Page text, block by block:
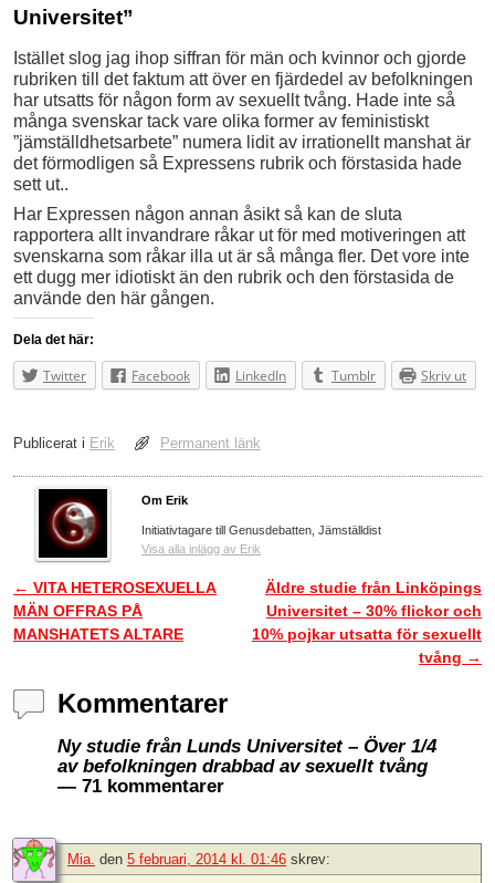
Universitet”
Istället slog jag ihop siffran för män och kvinnor och gjorde
rubriken till det faktum att över en fjärdedel av befolkningen
har utsatts för någon form av sexuellt tvång. Hade inte så
många svenskar tack vare olika former av feministiskt
”jämställdhetsarbete” numera lidit av irrationellt manshat är
det förmodligen så Expressens rubrik och förstasida hade
sett ut..
Har Expressen någon annan åsikt så kan de sluta
rapportera allt invandrare råkar ut för med motiveringen att
svenskarna som råkar illa ut är så många fler. Det vore inte
ett dugg mer idiotiskt än den rubrik och den förstasida de
använde den här gången.
Dela det här:
Twitter Facebook LinkedIn Tumblr Skriv ut
Publicerat i Erik Permanent länk
Om Erik
Initiativtagare till Genusdebatten, Jämställdist
Visa alla inlägg av Erik
Inläggsnavigering
← VITA HETEROSEXUELLA
MÄN OFFRAS PÅ
MANSHATETS ALTARE
Äldre studie från Linköpings
Universitet – 30% flickor och
10% pojkar utsatta för sexuellt
tvång →
Kommentarer
Ny studie från Lunds Universitet – Över 1/4
av befolkningen drabbad av sexuellt tvång
— 71 kommentarer
Mia. den 5 februari, 2014 kl. 01:46 skrev: